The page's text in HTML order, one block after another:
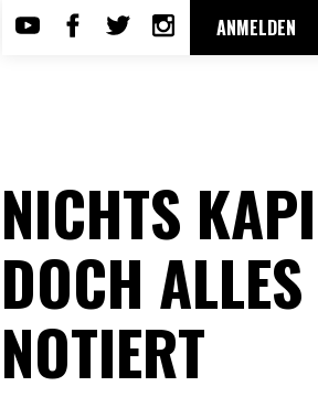
ANMELDEN
NICHTS
DOCH ALLES
NOTIERT